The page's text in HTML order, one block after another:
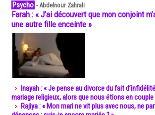
Psycho -Abdelnour Zahrali
Farah : « J’ai découvert que mon conjoint
une autre fille enceinte »
Inayah : « Je pense au divorce du fait
mariage religieux, alors que nous étions en couple
Rajiya : « Mon mari ne vit plus avec nous, ne